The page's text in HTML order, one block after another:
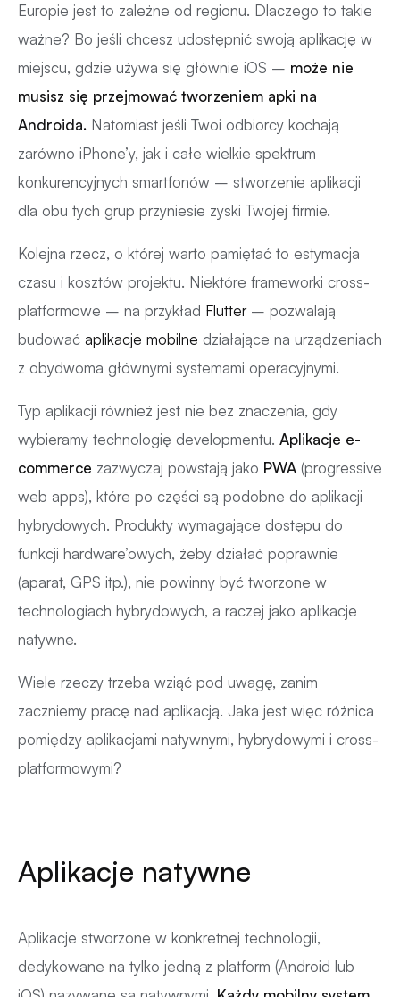
Europie jest to zależne od regionu. Dlaczego to takie
ważne? Bo jeśli chcesz udostępnić swoją aplikację w
miejscu, gdzie używa się głównie iOS – może nie
musisz się przejmować tworzeniem apki na
Androida. Natomiast jeśli Twoi odbiorcy kochają
zarówno iPhone’y, jak i całe wielkie spektrum
konkurencyjnych smartfonów – stworzenie aplikacji
dla obu tych grup przyniesie zyski Twojej firmie.
Kolejna rzecz, o której warto pamiętać to estymacja
czasu i kosztów projektu. Niektóre frameworki cross-
platformowe – na przykład Flutter– pozwalają
budować aplikacje mobilne działające na urządzeniach
z obydwoma głównymi systemami operacyjnymi.
Typ aplikacji również jest nie bez znaczenia, gdy
wybieramy technologię developmentu. Aplikacje e-
commerce zazwyczaj powstają jako PWA (progressive
web apps), które po części są podobne do aplikacji
hybrydowych. Produkty wymagające dostępu do
funkcji hardware’owych, żeby działać poprawnie
(aparat, GPS itp.), nie powinny być tworzone w
technologiach hybrydowych, a raczej jako aplikacje
natywne.
Wiele rzeczy trzeba wziąć pod uwagę, zanim
zaczniemy pracę nad aplikacją. Jaka jest więc różnica
pomiędzy aplikacjami natywnymi, hybrydowymi i cross-
platformowymi?
Aplikacje natywne
Aplikacje stworzone w konkretnej technologii,
dedykowane na tylko jedną z platform (Android lub